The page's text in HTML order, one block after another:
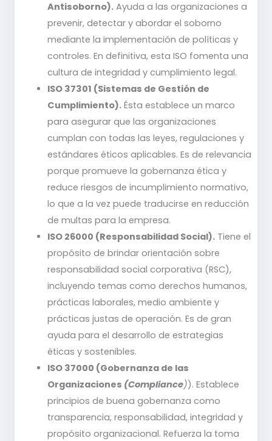
Antisoborno).Ayuda a las organizaciones a
prevenir, detectar y abordar el soborno
mediante la implementación de políticas y
controles. En definitiva, esta ISO fomenta una
cultura de integridad y cumplimiento legal.
ISO 37301 (Sistemas de Gestión de
Cumplimiento).Ésta establece un marco
para asegurar que las organizaciones
cumplan con todas las leyes, regulaciones y
estándares éticos aplicables. Es de relevancia
porque promueve la gobernanza ética y
reduce riesgos de incumplimiento normativo,
lo que a la vez puede traducirse en reducción
de multas para la empresa.
ISO 26000 (Responsabilidad Social).Tiene el
propósito de brindar orientación sobre
responsabilidad social corporativa (RSC),
incluyendo temas como derechos humanos,
prácticas laborales, medio ambiente y
prácticas justas de operación. Es de gran
ayuda para el desarrollo de estrategias
éticas y sostenibles.
ISO 37000 (Gobernanza de las
Organizaciones (Compliance)). Establece
principios de buena gobernanza como
transparencia, responsabilidad, integridad y
propósito organizacional. Refuerza la toma